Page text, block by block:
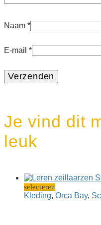
Naam *
E-mail *
Je vind dit
leuk
selecterenDit
product
Kleding, Orca Bay,